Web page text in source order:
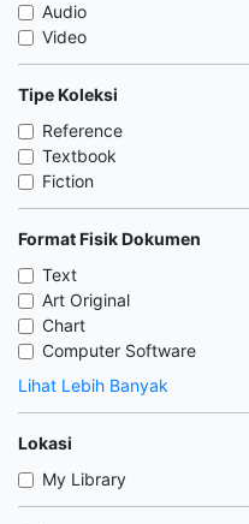
Audio
Video
Tipe Koleksi
Reference
Textbook
Fiction
Format Fisik Dokumen
Text
Art Original
Chart
Computer Software
Lihat Lebih Banyak
Lokasi
My Library